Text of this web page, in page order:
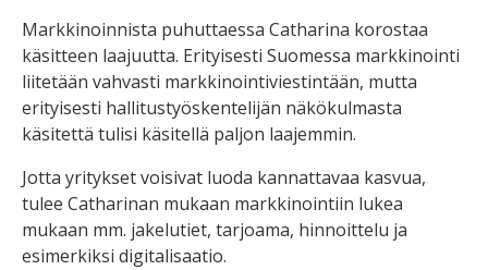
Markkinoinnista puhuttaessa Catharina korostaa
käsitteen laajuutta. Erityisesti Suomessa markkinointi
liitetään vahvasti markkinointiviestintään, mutta
erityisesti hallitustyöskentelijän näkökulmasta
käsitettä tulisi käsitellä paljon laajemmin.
Jotta yritykset voisivat luoda kannattavaa kasvua,
tulee Catharinan mukaan markkinointiin lukea
mukaan mm. jakelutiet, tarjoama, hinnoittelu ja
esimerkiksi digitalisaatio.